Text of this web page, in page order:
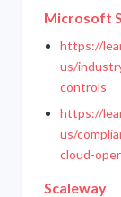
Microsoft
https://
us/
controls
https://
us/
cloud-
Scaleway